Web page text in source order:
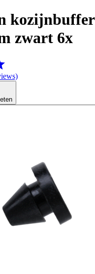
kozijnbuffer
zwart 6x